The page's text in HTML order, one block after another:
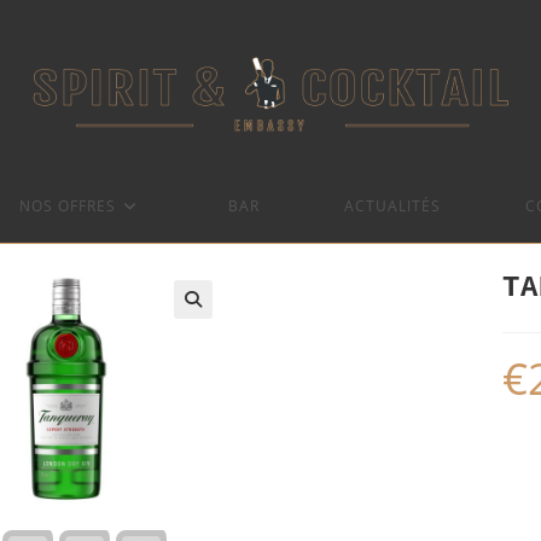
NOS OFFRES BAR ACTUALITÉS
€